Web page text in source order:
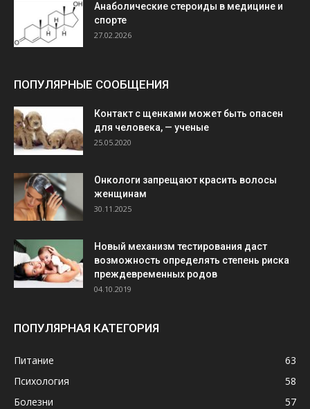
Анаболические стероиды в медицине и
спорте
27.02.2026
ПОПУЛЯРНЫЕ СООБЩЕНИЯ
Контакт с щенками может быть опасен
для человека, — ученые
25.05.2020
Онкологи запрещают красить волосы
женщинам
30.11.2025
Новый механизм тестирования даст
возможность определять степень риска
преждевременных родов
04.10.2019
ПОПУЛЯРНАЯ КАТЕГОРИЯ
Питание
63
Психология
58
Болезни
57